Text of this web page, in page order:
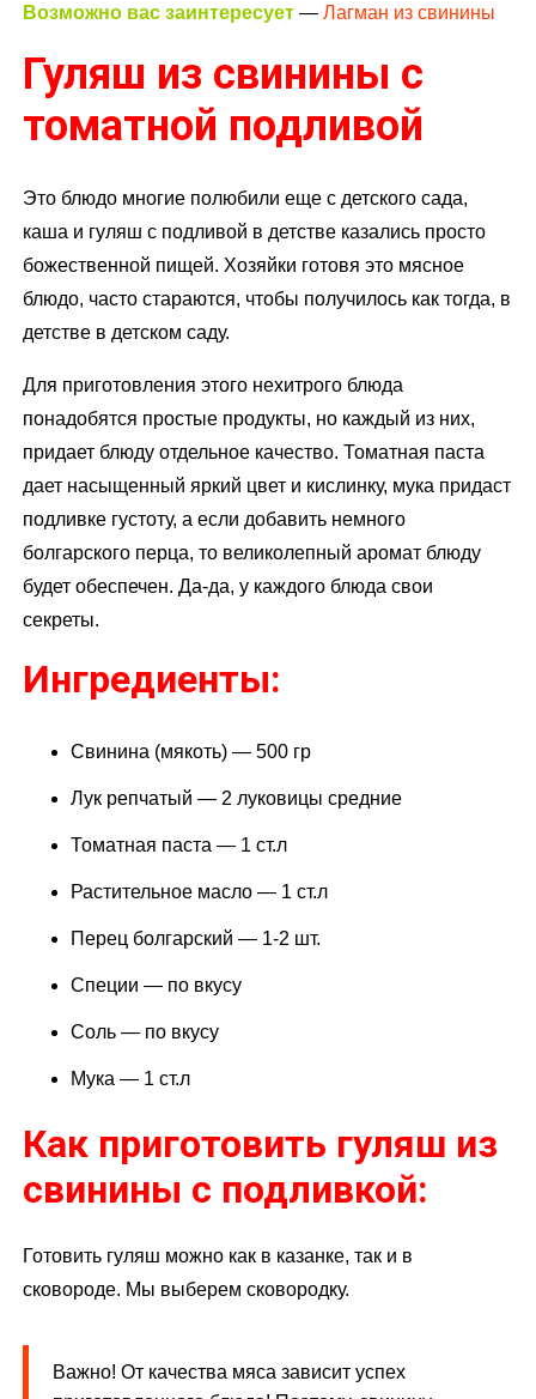
Возможно вас заинтересует —Лагман из свинины
Гуляш из свинины с
томатной подливой
Это блюдо многие полюбили еще с детского сада,
каша и гуляш с подливой в детстве казались просто
божественной пищей. Хозяйки готовя это мясное
блюдо, часто стараются, чтобы получилось как тогда, в
детстве в детском саду.
Для приготовления этого нехитрого блюда
понадобятся простые продукты, но каждый из них,
придает блюду отдельное качество. Томатная паста
дает насыщенный яркий цвет и кислинку, мука придаст
подливке густоту, а если добавить немного
болгарского перца, то великолепный аромат блюду
будет обеспечен. Да-да, у каждого блюда свои
секреты.
Ингредиенты:
Свинина (мякоть) — 500 гр
Лук репчатый — 2 луковицы средние
Томатная паста — 1 ст.л
Растительное масло — 1 ст.л
Перец болгарский — 1-2 шт.
Специи — по вкусу
Соль — по вкусу
Мука — 1 ст.л
Как приготовить гуляш из
свинины с подливкой:
Готовить гуляш можно как в казанке, так и в
сковороде. Мы выберем сковородку.
Важно! От качества мяса зависит успех